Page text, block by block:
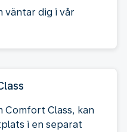
väntar dig i vår
Comfort Class, kan
i en separat